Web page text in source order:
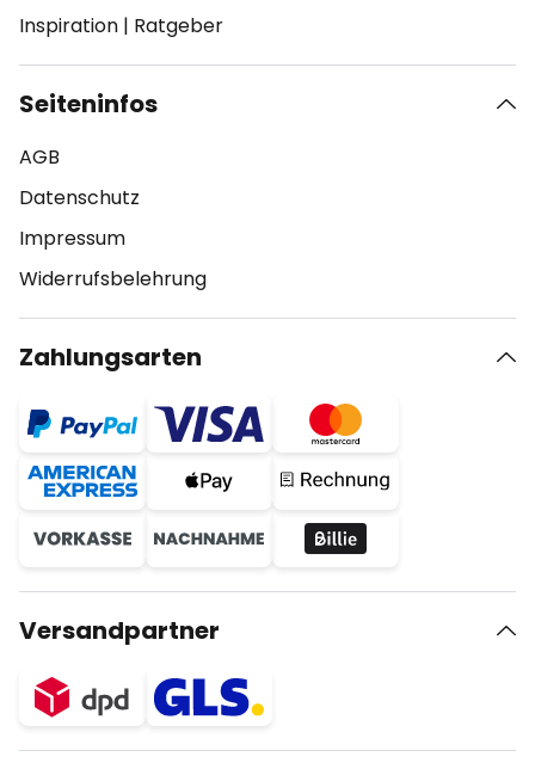
Inspiration | Ratgeber
Seiteninfos
AGB
Datenschutz
Impressum
Widerrufsbelehrung
Zahlungsarten
Versandpartner